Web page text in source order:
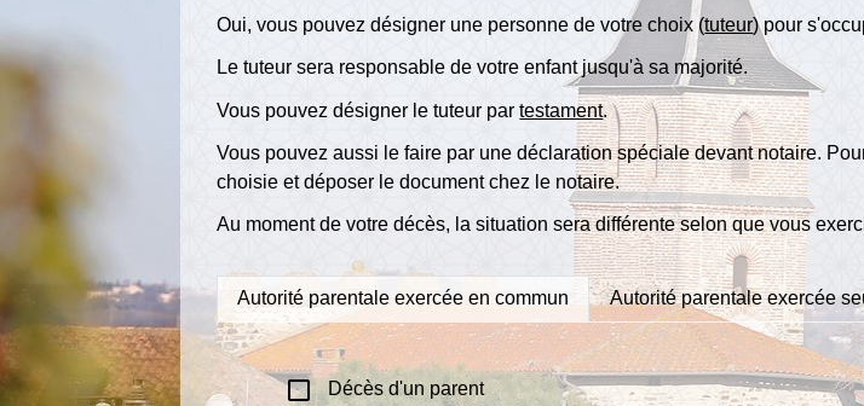
Oui, vous pouvez désigner une personne de votre choix (tuteur) pour
Le tuteur sera responsable de votre enfant jusqu'à sa majorité.
Vous pouvez désigner le tuteur partestament.
Vous pouvez aussi le faire par une déclaration spéciale devant notaire.
choisie et déposer le document chez le notaire.
Au moment de votre décès, la situation sera différente selon que vous
Autorité parentale exercée en commun Autorité parentale exercée
check_box_outline_blank Décès d'un parent